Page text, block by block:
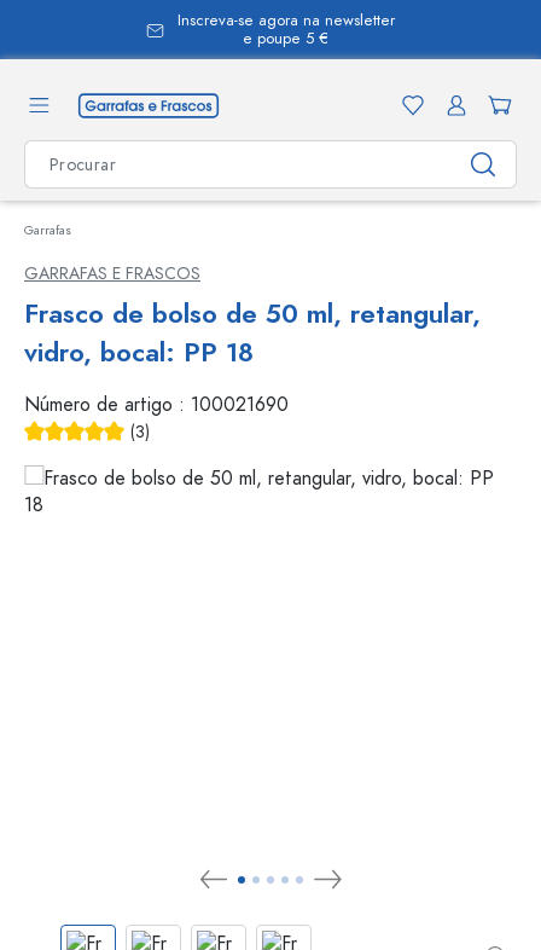
Inscreva-se agora na newsletter
e poupe 5 €
Garrafas
GARRAFAS E FRASCOS
Frasco de bolso de 50 ml, retangular,
vidro, bocal: PP 18
Número de artigo : 100021690
(3)